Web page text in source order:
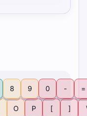
8 9 0 - =
O P [ ]